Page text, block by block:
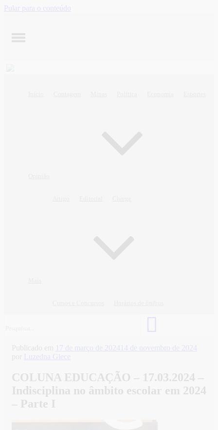
Pular para o conteúdo
Publicado em 17 de março de 2024 14 de novembro de 2024
por
Luzedna Glece
COLUNA EDUCAÇÃO – 17.03.2024 –
Indisciplina no âmbito escolar em 2024
– Parte I